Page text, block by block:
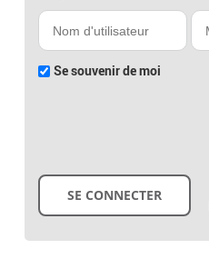
Se souvenir de moi